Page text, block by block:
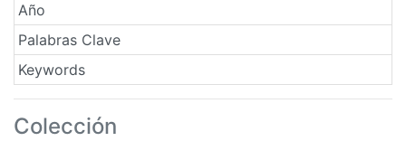
Año
Palabras Clave
Keywords
Colección